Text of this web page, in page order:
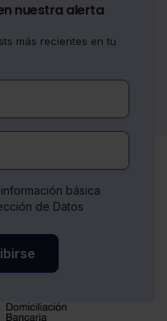
nuestra alerta
más recientes en tu
básica
de Datos